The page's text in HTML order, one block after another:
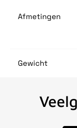
Afmetingen
Gewicht